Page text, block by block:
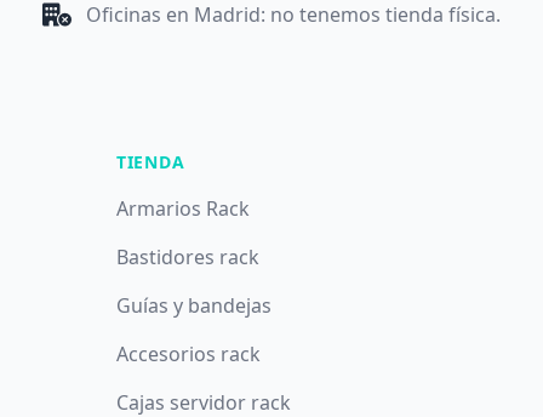
Oficinas en Madrid: no tenemos tienda física.
TIENDA
Armarios Rack
Bastidores rack
Guías y bandejas
Accesorios rack
Cajas servidor rack